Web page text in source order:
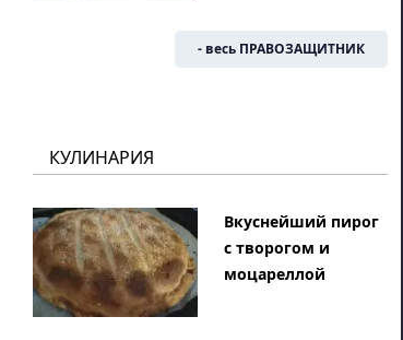
- весь ПРАВОЗАЩИТНИК
КУЛИНАРИЯ
Вкуснейший пирог
с творогом и
моцареллой